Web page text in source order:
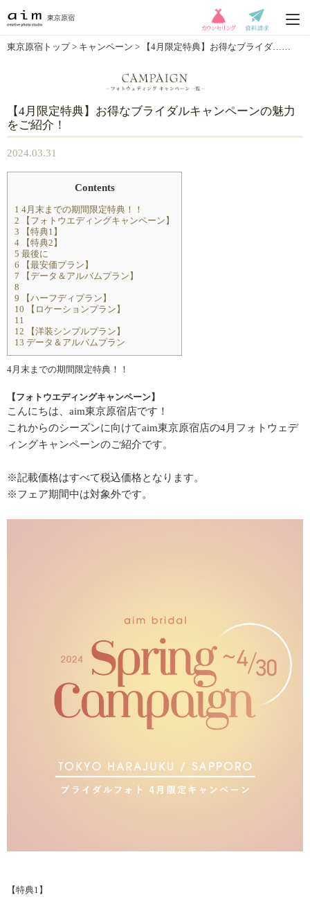
東京原宿
東京原宿トップ> キャンペーン > 【4月限定特典】お得なブライダ……
【4月限定特典】お得なブライダルキャンペーンの魅力
をご紹介！
2024.03.31
Contents
1 4月末までの期間限定特典！！
2 【フォトウエディングキャンペーン】
3 【特典1】
4 【特典2】
5 最後に
6 【最安価プラン】
7 【データ＆アルバムプラン】
8
9 【ハーフディプラン】
10 【ロケーションプラン】
11
12 【洋装シンプルプラン】
13 データ＆アルバムプラン
4月末までの期間限定特典！！
【フォトウエディングキャンペーン】
こんにちは、aim東京原宿店です！
これからのシーズンに向けてaim東京原宿店の4月フォトウェデ
ィングキャンペーンのご紹介です。
※記載価格はすべて税込価格となります。
※フェア期間中は対象外です。
【特典1】